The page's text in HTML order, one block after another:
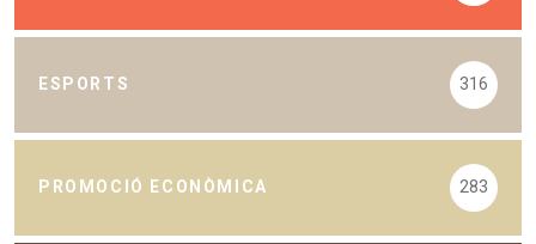
ESPORTS 316
PROMOCIÓ ECONÒMICA 283